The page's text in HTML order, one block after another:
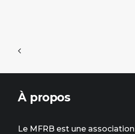
À propos
Le MFRB est une